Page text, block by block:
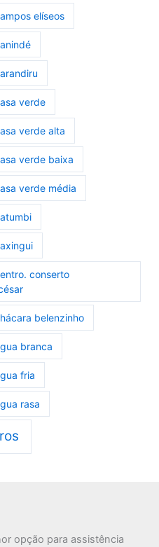
elíseos
verde
verde alta
verde baixa
verde média
conserto
belenzinho
branca
fria
rasa
opção para assistência